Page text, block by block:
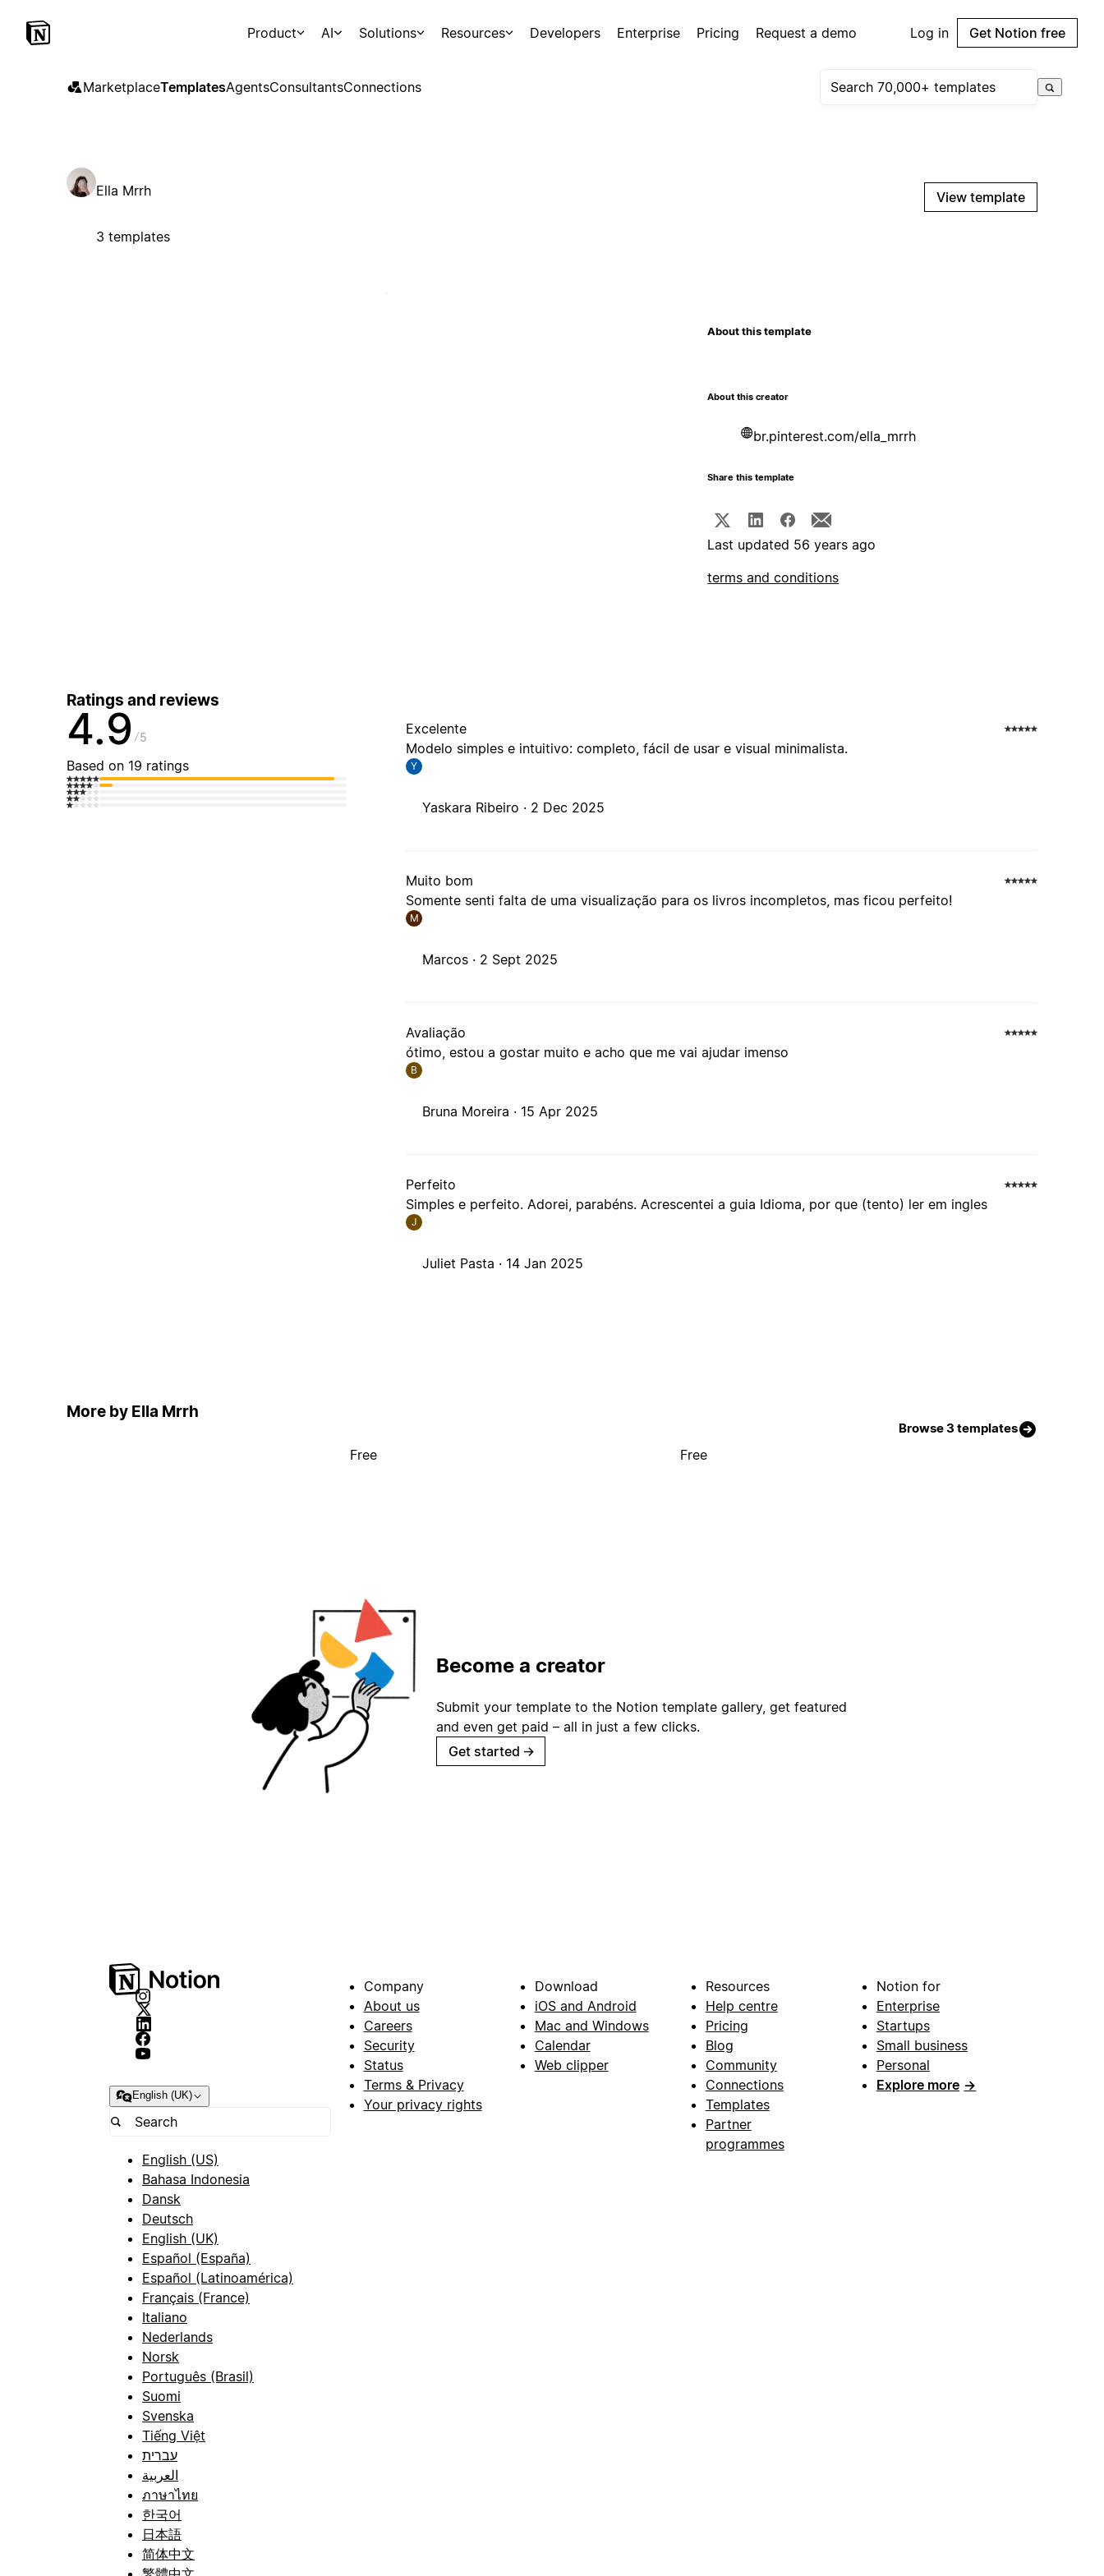
Product AI Solutions Resources Developers Enterprise Pricing Request a demo Log in Get Notion free
MarketplaceTemplatesAgentsConsultantsConnections
Ella Mrrh
3 templates
View template
About this template
About this creator
br.pinterest.com/ella_mrrh
Share this template
Last updated 56 years ago
terms and conditions
Ratings and reviews
4.9 5
Based on 19 ratings
Excelente
Modelo simples e intuitivo: completo, fácil de usar e visual minimalista.
Y
Yaskara Ribeiro · 2 Dec 2025
Muito bom
Somente senti falta de uma visualização para os livros incompletos, mas ficou perfeito!
M
Marcos · 2 Sept 2025
Avaliação
ótimo, estou a gostar muito e acho que me vai ajudar imenso
B
Bruna Moreira · 15 Apr 2025
Perfeito
Simples e perfeito. Adorei, parabéns. Acrescentei a guia Idioma, por que (tento) ler em ingles
J
Juliet Pasta · 14 Jan 2025
More by Ella Mrrh
Browse 3 templates
Free Free
Become a creator
Submit your template to the Notion template gallery, get featured
and even get paid – all in just a few clicks.
Get started →
English (UK)
English (US)
Bahasa Indonesia
Dansk
Deutsch
English (UK)
Español (España)
Español (Latinoamérica)
Français (France)
Italiano
Nederlands
Norsk
Português (Brasil)
Suomi
Svenska
Tiếng Việt
עברית
العربية
ภาษาไทย
한국어
日本語
简体中文
Company
About us
Careers
Security
Status
Terms & Privacy
Your privacy rights
Download
iOS and Android
Mac and Windows
Calendar
Web clipper
Resources
Help centre
Pricing
Blog
Community
Connections
Templates
Partner
programmes
Notion for
Enterprise
Startups
Small business
Personal
Explore more →